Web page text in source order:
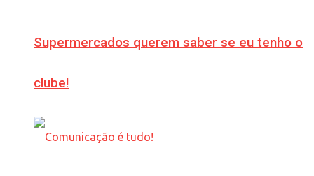
Supermercados querem saber se eu tenho o
clube!